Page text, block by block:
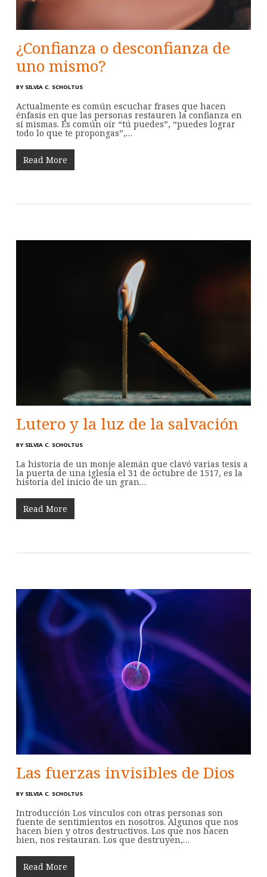
¿Confianza o desconfianza de
uno mismo?
BY SILVIA C. SCHOLTUS
Actualmente es común escuchar frases que hacen
énfasis en que las personas restauren la confianza en
sí mismas. Es común oír “tú puedes”, “puedes lograr
todo lo que te propongas”,…
Read More
Lutero y la luz de la salvación
BY SILVIA C. SCHOLTUS
La historia de un monje alemán que clavó varias tesis a
la puerta de una iglesia el 31 de octubre de 1517, es la
historia del inicio de un gran…
Read More
Las fuerzas invisibles de Dios
BY SILVIA C. SCHOLTUS
Introducción Los vínculos con otras personas son
fuente de sentimientos en nosotros. Algunos que nos
hacen bien y otros destructivos. Los que nos hacen
bien, nos restauran. Los que destruyen,…
Read More